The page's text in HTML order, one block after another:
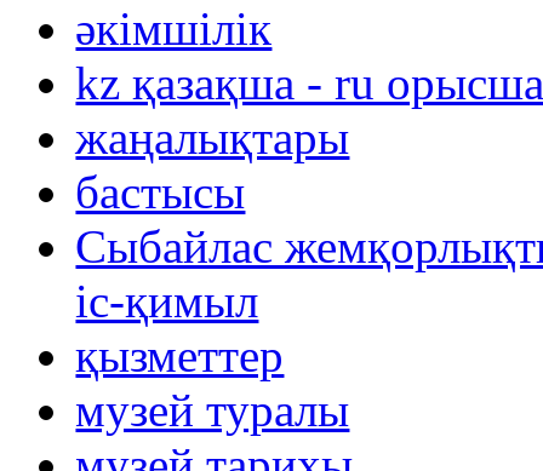
әкімшілік
kz қазақша - ru
жаңалықтары
бастысы
Сыбайлас
іс-қимыл
қызметтер
музей туралы